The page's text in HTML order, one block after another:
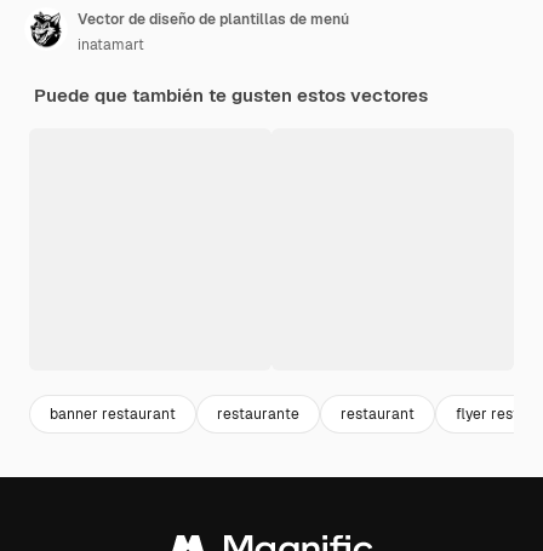
Vector de diseño de plantillas de menú
inatamart
Puede que también te gusten estos vectores
banner restaurant restaurante restaurant flyer